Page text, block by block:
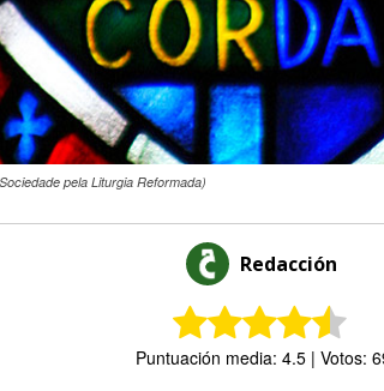
pela Liturgia Reformada)
Redacción
Puntuación media: 4.5 | Votos: